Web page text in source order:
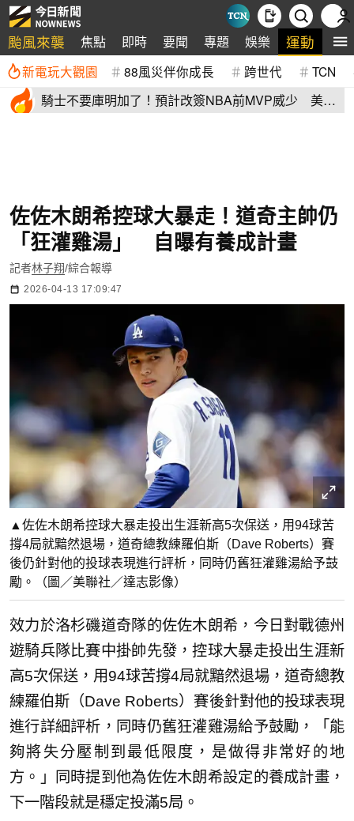
颱風來襲 焦點 即時 要聞 專題 娛樂 運動 全
新電玩大觀園 88風災伴你成長 跨世代 TCN
騎士不要庫明加了！預計改簽NBA前MVP威少 美
佐佐木朗希控球大暴走！道奇主帥仍
「狂灌雞湯」 自曝有養成計畫
記者林子翔/綜合報導
2026-04-13 17:09:47
▲佐佐木朗希控球大暴走投出生涯新高5次保送，用94球苦
撐4局就黯然退場，道奇總教練羅伯斯（Dave Roberts）賽
後仍針對他的投球表現進行評析，同時仍舊狂灌雞湯給予鼓
勵。（圖／美聯社／達志影像）
效力於洛杉磯道奇隊的佐佐木朗希，今日對戰德州
遊騎兵隊比賽中掛帥先發，控球大暴走投出生涯新
高5次保送，用94球苦撐4局就黯然退場，道奇總教
練羅伯斯（Dave Roberts）賽後針對他的投球表現
進行詳細評析，同時仍舊狂灌雞湯給予鼓勵，「能
夠將失分壓制到最低限度，是做得非常好的地
方。」同時提到他為佐佐木朗希設定的養成計畫，
下一階段就是穩定投滿5局。